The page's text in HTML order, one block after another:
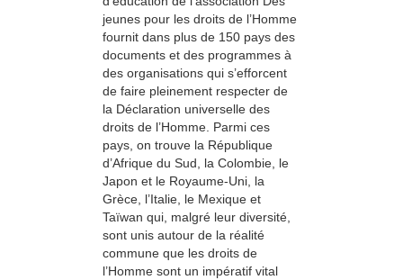
jeunes pour les droits de l’Homme
fournit dans plus de 150 pays des
documents et des programmes à
des organisations qui s’efforcent
de faire pleinement respecter de
la Déclaration universelle des
droits de l’Homme. Parmi ces
pays, on trouve la République
d’Afrique du Sud, la Colombie, le
Japon et le Royaume-Uni, la
Grèce, l’Italie, le Mexique et
Taïwan qui, malgré leur diversité,
sont unis autour de la réalité
commune que les droits de
l’Homme sont un impératif vital